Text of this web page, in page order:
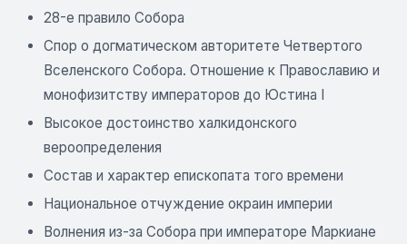
28-е правило Собора
Спор о догматическом авторитете Четвертого
Вселенского Собора. Отношение к Православию и
монофизитству императоров до Юстина I
Высокое достоинство халкидонского
вероопределения
Состав и характер епископата того времени
Национальное отчуждение окраин империи
Волнения из-за Собора при императоре Маркиане